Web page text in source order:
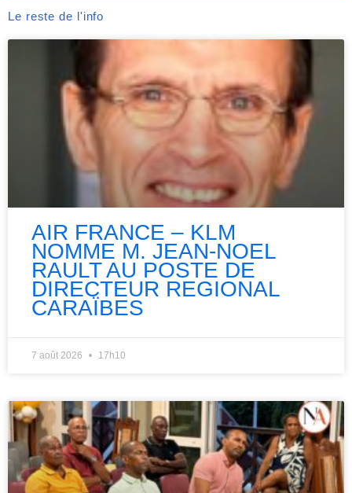
Le reste de l'info
AIR FRANCE – KLM
NOMME M. JEAN-NOEL
RAULT AU POSTE DE
DIRECTEUR REGIONAL
CARAÏBES
7 août 2026 17h10